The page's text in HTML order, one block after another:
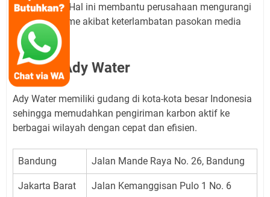
yang efisien. Hal ini membantu perusahaan mengurangi
risiko downtime akibat keterlambatan pasokan media
adsorben.
Alamat Ady Water
Ady Water memiliki gudang di kota-kota besar Indonesia
sehingga memudahkan pengiriman karbon aktif ke
berbagai wilayah dengan cepat dan efisien.
Bandung Jalan Mande Raya No. 26, Bandung
Jakarta Barat Jalan Kemanggisan Pulo 1 No. 6